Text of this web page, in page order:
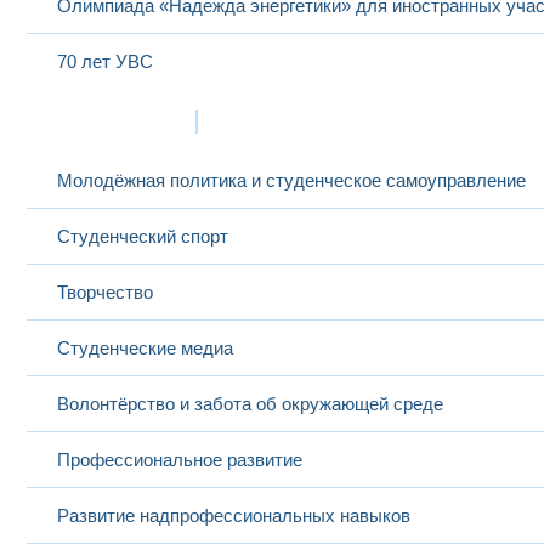
Олимпиада «Надежда энергетики» для иностранных
70 лет УВС
Молодёжная политика и студенческое самоуправление
Студенческий спорт
Творчество
Студенческие медиа
Волонтёрство и забота об окружающей среде
Профессиональное развитие
Развитие надпрофессиональных навыков